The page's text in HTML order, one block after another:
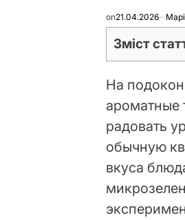
on21.04.2026
Зміст
На
ароматные
радовать
обычную
вкуса